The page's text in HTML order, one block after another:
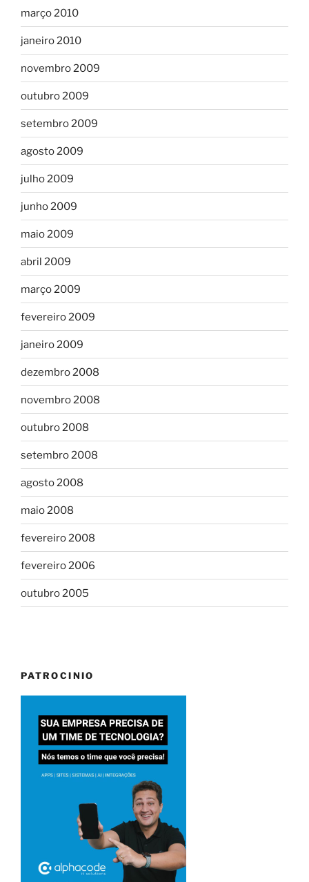
março 2010
janeiro 2010
novembro 2009
outubro 2009
setembro 2009
agosto 2009
julho 2009
junho 2009
maio 2009
abril 2009
março 2009
fevereiro 2009
janeiro 2009
dezembro 2008
novembro 2008
outubro 2008
setembro 2008
agosto 2008
maio 2008
fevereiro 2008
fevereiro 2006
outubro 2005
PATROCINIO